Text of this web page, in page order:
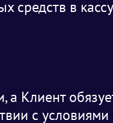
средств в
а Клиент
с